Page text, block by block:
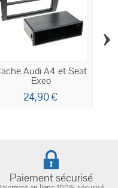
Audi A4 et Seat
Exeo
24,90 €
›
Paiement sécurisé